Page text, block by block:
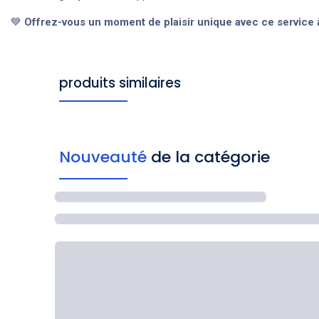
💙 Offrez-vous un moment de plaisir unique avec ce
produits similaires
Nouveauté de la catégorie